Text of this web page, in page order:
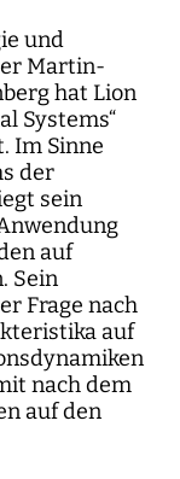
und
Martin-
hat Lion
Systems“
Im Sinne
der
sein
auf
Sein
Frage nach
auf
nach dem
auf den